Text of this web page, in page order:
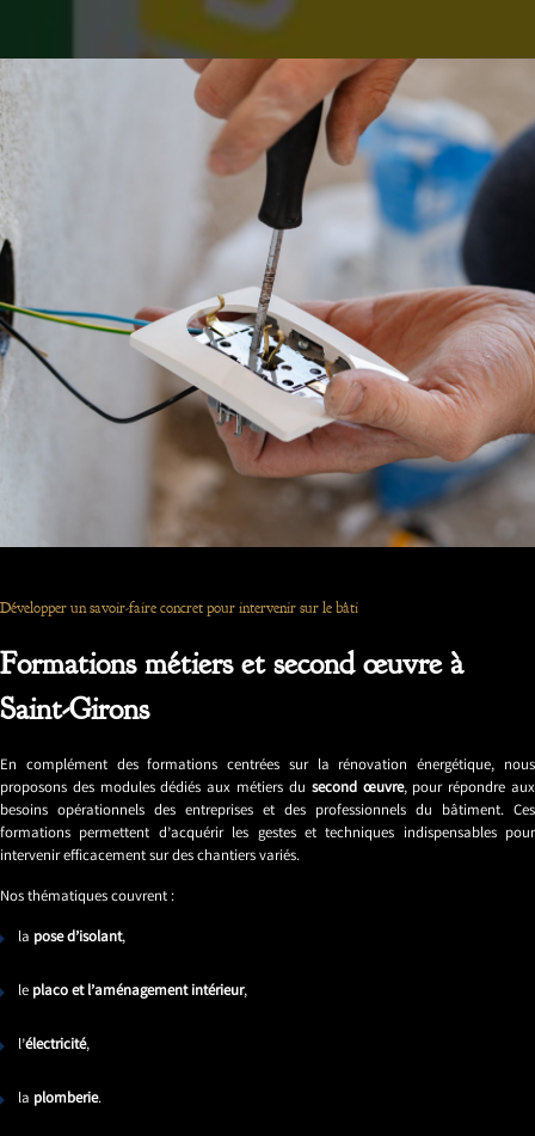
Développer un savoir-faire concret pour intervenir sur le bâti
Formations métiers et second œuvre à
Saint-Girons
En complément des formations centrées sur la rénovation énergétique, nous
proposons des modules dédiés aux métiers du second œuvre, pour répondre aux
besoins opérationnels des entreprises et des professionnels du bâtiment. Ces
formations permettent d’acquérir les gestes et techniques indispensables pour
intervenir efficacement sur des chantiers variés.
Nos thématiques couvrent :
la pose d’isolant,
le placo et l’aménagement intérieur,
l’électricité,
la plomberie.